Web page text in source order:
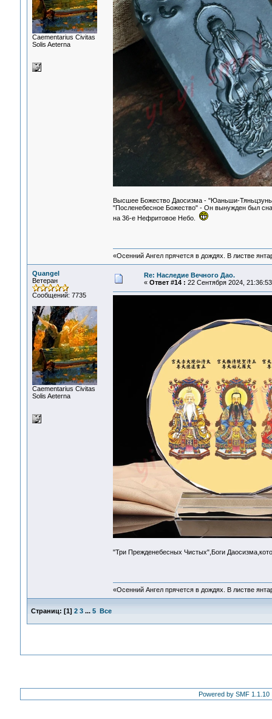
Сaementarius Civitas
Solis Aeterna
Высшее Божество Даосизма - "Юаньши-
"Посленебесное Божество" - Он вынужден был
на 36-е Нефритовое Небо.
«Осенний Ангел прячется в дождях. В листве
Quangel
Ветеран
Сообщений: 7735
Сaementarius Civitas
Solis Aeterna
Re: Наследие Вечного Дао.
« Ответ #14 : 22 Сентября 2024,
"Три Прежденебесных Чистых",Боги
«Осенний Ангел прячется в дождях. В листве
Страниц: [1] 2 3 ... 5 Все
Powered by SMF 1.1.10